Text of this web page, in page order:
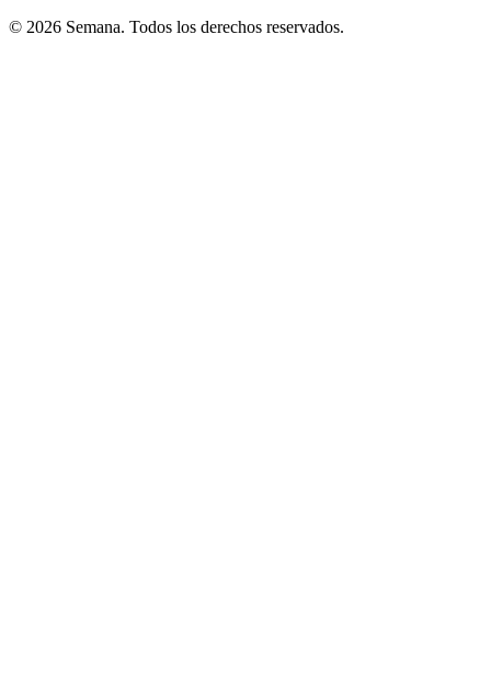
© 2026 Semana. Todos los derechos reservados.